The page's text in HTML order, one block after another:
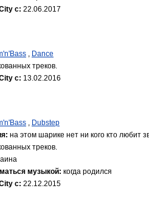
с: 22.06.2017
, Dance
треков.
с: 13.02.2016
, Dubstep
на этом шарике нет ни кого кто любит
треков.
музыкой: когда родился
с: 22.12.2015